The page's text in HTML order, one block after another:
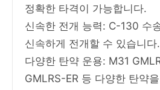
정확한 타격이 가능합니다.
신속한 전개 능력: C-130 수
신속하게 전개할 수 있습니다.
다양한 탄약 운용: M31
GMLRS-ER 등 다양한 탄약